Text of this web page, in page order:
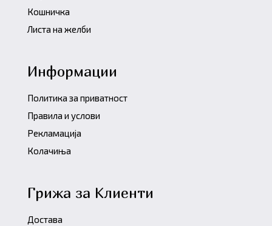
Кошничка
Листа на желби
Информации
Политика за приватност
Правила и услови
Рекламација
Колачиња
Грижа за Клиенти
Достава